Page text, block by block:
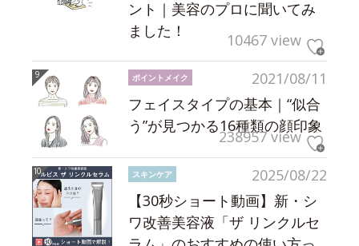
ント｜美容のプロに聞いてみ
ました！
10467 view
2021/08/11
ポイントメイク
フェイスタイプの基本｜“似合
う”が見つかる16種類の顔印象
238957 view
2025/08/22
スキンケア
【30秒ショート動画】新・シ
ワ改善美容液「ザ リンクルセ